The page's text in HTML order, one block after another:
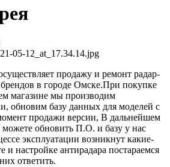
продажу и ремонт радар-
в городе Омске.При покупке
магазине мы производим
обновим базу данных для моделей с
продажи версии, В дальнейшем
обновить П.О. и базу у нас
эксплуатации возникнут какие-
и настройке антирадара постараемся
ответить.